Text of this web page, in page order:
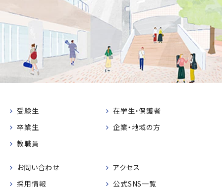
受験生
在学生・保護者
卒業生
企業・地域の方
教職員
お問い合わせ
アクセス
採用情報
公式SNS一覧